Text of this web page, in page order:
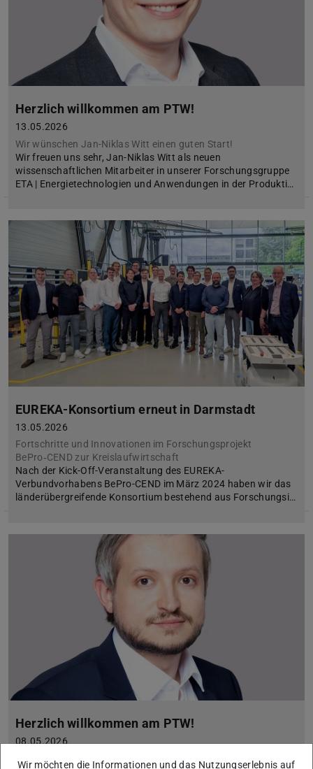
Herzlich willkommen am PTW!
13.05.2026
Wir wünschen Jan-Niklas Witt einen guten Start!
Wir freuen uns sehr, Jan-Niklas Witt als neuen
wissenschaftlichen Mitarbeiter in unserer Forschungsgruppe
ETA | Energietechnologien und Anwendungen in der Produkti…
EUREKA-Konsortium erneut in Darmstadt
13.05.2026
Fortschritte und Innovationen im Forschungsprojekt
BePro‑CEND zur Kreislaufwirtschaft
Nach der Kick-Off-Veranstaltung des EUREKA-
Verbundvorhabens BePro-CEND im März 2024 haben wir das
länderübergreifende Konsortium bestehend aus Forschungsi…
Herzlich willkommen am PTW!
08.05.2026
Wir möchten die Informationen und das Nutzungserlebnis auf